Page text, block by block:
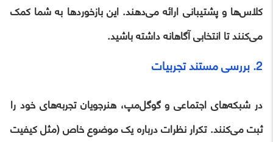
کلاس‌ها و پشتیبانی ارائه می‌دهند. این بازخوردها به شما کمک
می‌کنند تا انتخابی آگاهانه داشته باشید.
2. بررسی مستند تجربیات
در شبکه‌های اجتماعی و گوگل‌مپ، هنرجویان تجربه‌های خود را
ثبت می‌کنند. تکرار نظرات درباره یک موضوع خاص (مثل کیفیت